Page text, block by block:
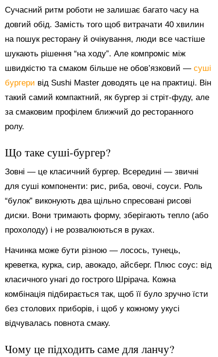
Сучасний ритм роботи не залишає багато часу на
довгий обід. Замість того щоб витрачати 40 хвилин
на пошук ресторану й очікування, люди все частіше
шукають рішення “на ходу”. Але компроміс між
швидкістю та смаком більше не обов’язковий — суші
бургери від Sushi Master доводять це на практиці. Він
такий самий компактний, як бургер зі стріт-фуду, але
за смаковим профілем ближчий до ресторанного
ролу.
Що таке суші-бургер?
Зовні — це класичний бургер. Всередині — звичні
для суші компоненти: рис, риба, овочі, соуси. Роль
“булок” виконують два щільно спресовані рисові
диски. Вони тримають форму, зберігають тепло (або
прохолоду) і не розвалюються в руках.
Начинка може бути різною — лосось, тунець,
креветка, курка, сир, авокадо, айсберг. Плюс соус: від
класичного унагі до гострого Шрірача. Кожна
комбінація підбирається так, щоб її було зручно їсти
без столових приборів, і щоб у кожному укусі
відчувалась повнота смаку.
Чому це підходить саме для ланчу?